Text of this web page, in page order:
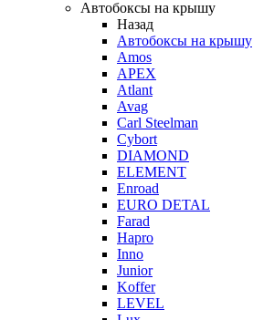
Автобоксы на крышу
Назад
Автобоксы на крышу
Amos
APEX
Atlant
Avag
Carl Steelman
Cybort
DIAMOND
ELEMENT
Enroad
EURO DETAL
Farad
Hapro
Inno
Junior
Koffer
LEVEL